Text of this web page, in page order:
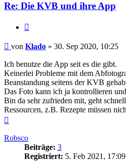
Re: Die KVB und ihre App
Beitrag
von Klado » 30. Sep 2020, 10:25
Ich benutze die App seit es die gibt.
Keinerlei Probleme mit dem
Beanstandung seitens der KVB
Das Foto kann ich ja kontrollieren
Bin da sehr zufrieden mit, geht
Ressourcen, z.B. Rezepte müssen
Robsco
Beiträge: 3
Registriert: 5. Feb 2021, 17:09